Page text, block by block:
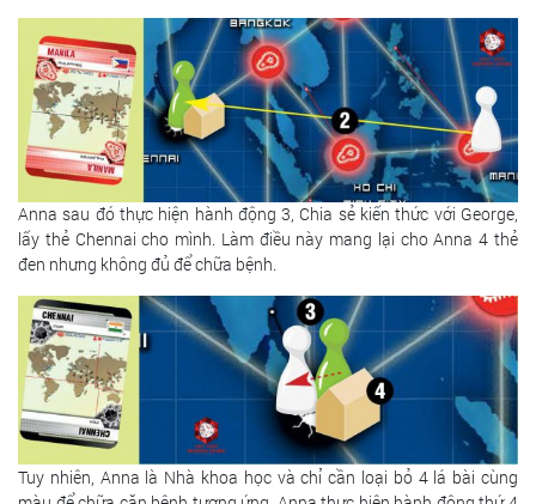
Anna sau đó thực hiện hành động 3, Chia sẻ kiến thức với George,
lấy thẻ Chennai cho mình. Làm điều này mang lại cho Anna 4 thẻ
đen nhưng không đủ để chữa bệnh.
Tuy nhiên, Anna là Nhà khoa học và chỉ cần loại bỏ 4 lá bài cùng